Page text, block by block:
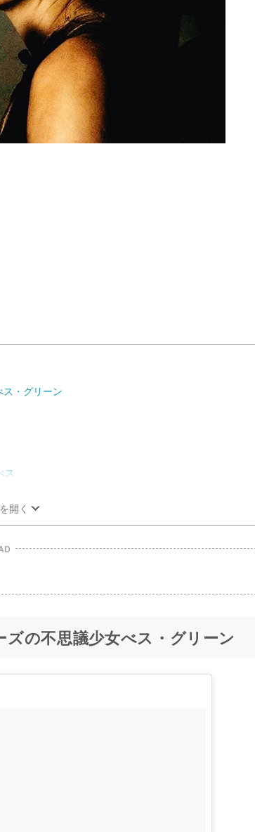
ス・グリーン
ス
開く
ズの不思議少女べス・グリーン